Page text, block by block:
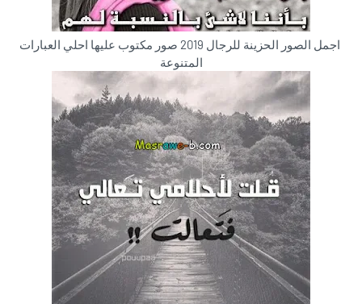
اجمل الصور الحزينة للرجال 2019 صور مكتوب عليها احلي العبارات
المتنوعة